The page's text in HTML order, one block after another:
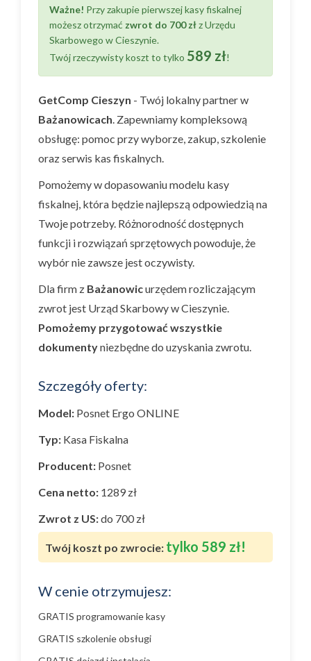
Ważne! Przy zakupie pierwszej kasy fiskalnej
możesz otrzymać zwrot do 700 złz Urzędu
Skarbowego w Cieszynie.
Twój rzeczywisty koszt to tylko 589 zł!
GetComp Cieszyn - Twój lokalny partner w
Bażanowicach. Zapewniamy kompleksową
obsługę: pomoc przy wyborze, zakup, szkolenie
oraz serwis kas fiskalnych.
Pomożemy w dopasowaniu modelu kasy
fiskalnej, która będzie najlepszą odpowiedzią na
Twoje potrzeby. Różnorodność dostępnych
funkcji i rozwiązań sprzętowych powoduje, że
wybór nie zawsze jest oczywisty.
Dla firm z Bażanowicurzędem rozliczającym
zwrot jest Urząd Skarbowy w Cieszynie.
Pomożemy przygotować wszystkie
dokumentyniezbędne do uzyskania zwrotu.
Szczegóły oferty:
Model: Posnet Ergo ONLINE
Typ: Kasa Fiskalna
Producent: Posnet
Cena netto: 1289 zł
Zwrot z US:do 700 zł
Twój koszt po zwrocie: tylko 589 zł!
W cenie otrzymujesz:
GRATIS programowanie kasy
GRATIS szkolenie obsługi